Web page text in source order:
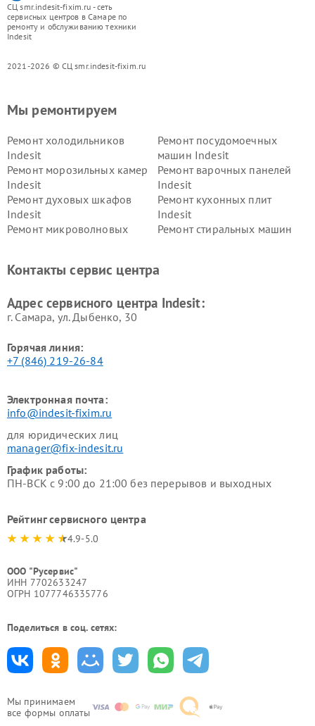
СЦ smr.indesit-fixim.ru - сеть
сервисных центров в Самаре по
ремонту и обслуживанию техники
Indesit
2021-2026 © СЦ smr.indesit-fixim.ru
Мы принимаем
все формы оплаты
Мы ремонтируем
Ремонт холодильников
Indesit
Ремонт посудомоечных
машин Indesit
Ремонт морозильных камер
Indesit
Ремонт варочных панелей
Indesit
Ремонт духовых шкафов
Indesit
Ремонт кухонных плит
Indesit
Ремонт микроволновых
Ремонт стиральных машин
Indesit
Indesit
Контакты сервис центра
Адрес сервисного центра Indesit:
г. Самара, ул. Дыбенко, 30
Горячая линия:
+7 (846) 219-26-84
Электронная почта:
info@indesit-fixim.ru
для юридических лиц
manager@fix-indesit.ru
График работы:
ПН-ВСК с 9:00 до 21:00 без перерывов и выходных
Рейтинг сервисного центра
4.9-5.0
ООО "Русервис"
ИНН 7702633247
ОГРН 1077746335776
Поделиться в соц. сетях: